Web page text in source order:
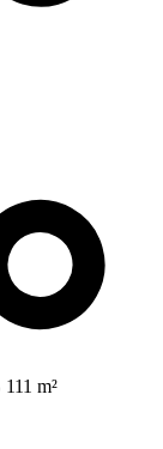
m²